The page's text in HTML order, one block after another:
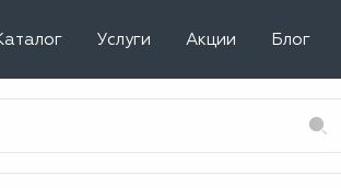
Услуги Акции Блог